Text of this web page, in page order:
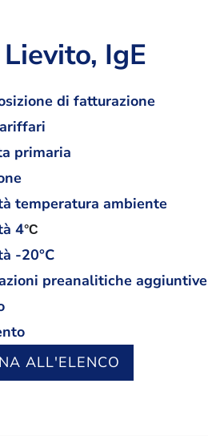
IgE
di fatturazione
primaria
temperatura ambiente
4°C
-20°C
preanalitiche aggiuntive
ALL'ELENCO